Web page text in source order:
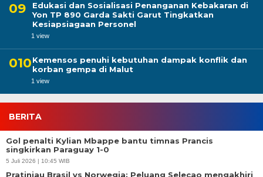
Edukasi dan Sosialisasi Penanganan Kebakaran di
Yon TP 890 Garda Sakti Garut Tingkatkan
Kesiapsiagaan Personel
1 view
Kemensos penuhi kebutuhan dampak konflik dan
korban gempa di Malut
1 view
BERITA
Gol penalti Kylian Mbappe bantu timnas Prancis
singkirkan Paraguay 1-0
5 Juli 2026 | 10:45 WIB
Pratinjau Brasil vs Norwegia: Peluang Selecao mengakhiri